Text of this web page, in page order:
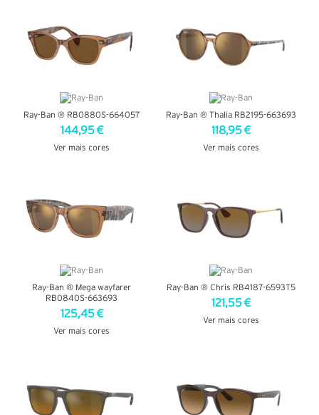
Ray-Ban ® RB0880S-664057
144,95 €
Ver mais cores
Ray-Ban ® Thalia RB2195-663693
118,95 €
Ver mais cores
Ray-Ban ® Mega wayfarer
RB0840S-663693
125,45 €
Ver mais cores
Ray-Ban ® Chris RB4187-6593T5
121,55 €
Ver mais cores